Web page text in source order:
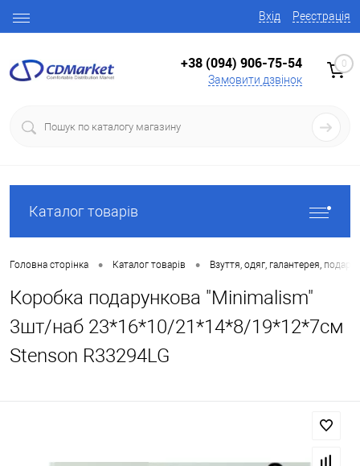
Вхід Реєстрація
+38 (094) 906-75-54
Замовити дзвінок
0
Каталог товарів
Головна сторінка • Каталог товарів • Взуття, одяг, галантерея,
Коробка подарункова "Minimalism"
3шт/наб 23*16*10/21*14*8/19*12*7см
Stenson R33294LG